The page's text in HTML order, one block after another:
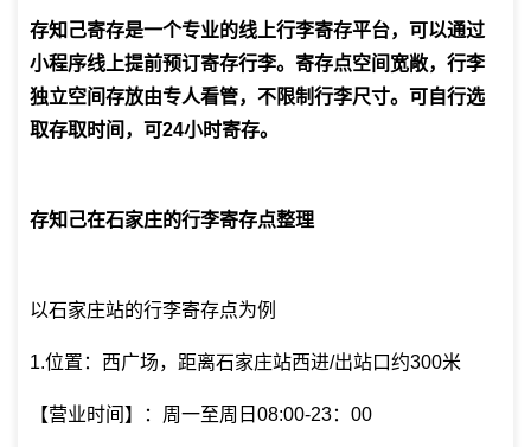
存知己寄存是一个专业的线上行李寄存平台，可以通过
小程序线上提前预订寄存行李。寄存点空间宽敞，行李
独立空间存放由专人看管，不限制行李尺寸。可自行选
取存取时间，可24小时寄存。
存知己在石家庄的行李寄存点整理
以石家庄站的行李寄存点为例
1.位置：西广场，距离石家庄站西进/出站口约300米
【营业时间】：周一至周日08:00-23：00